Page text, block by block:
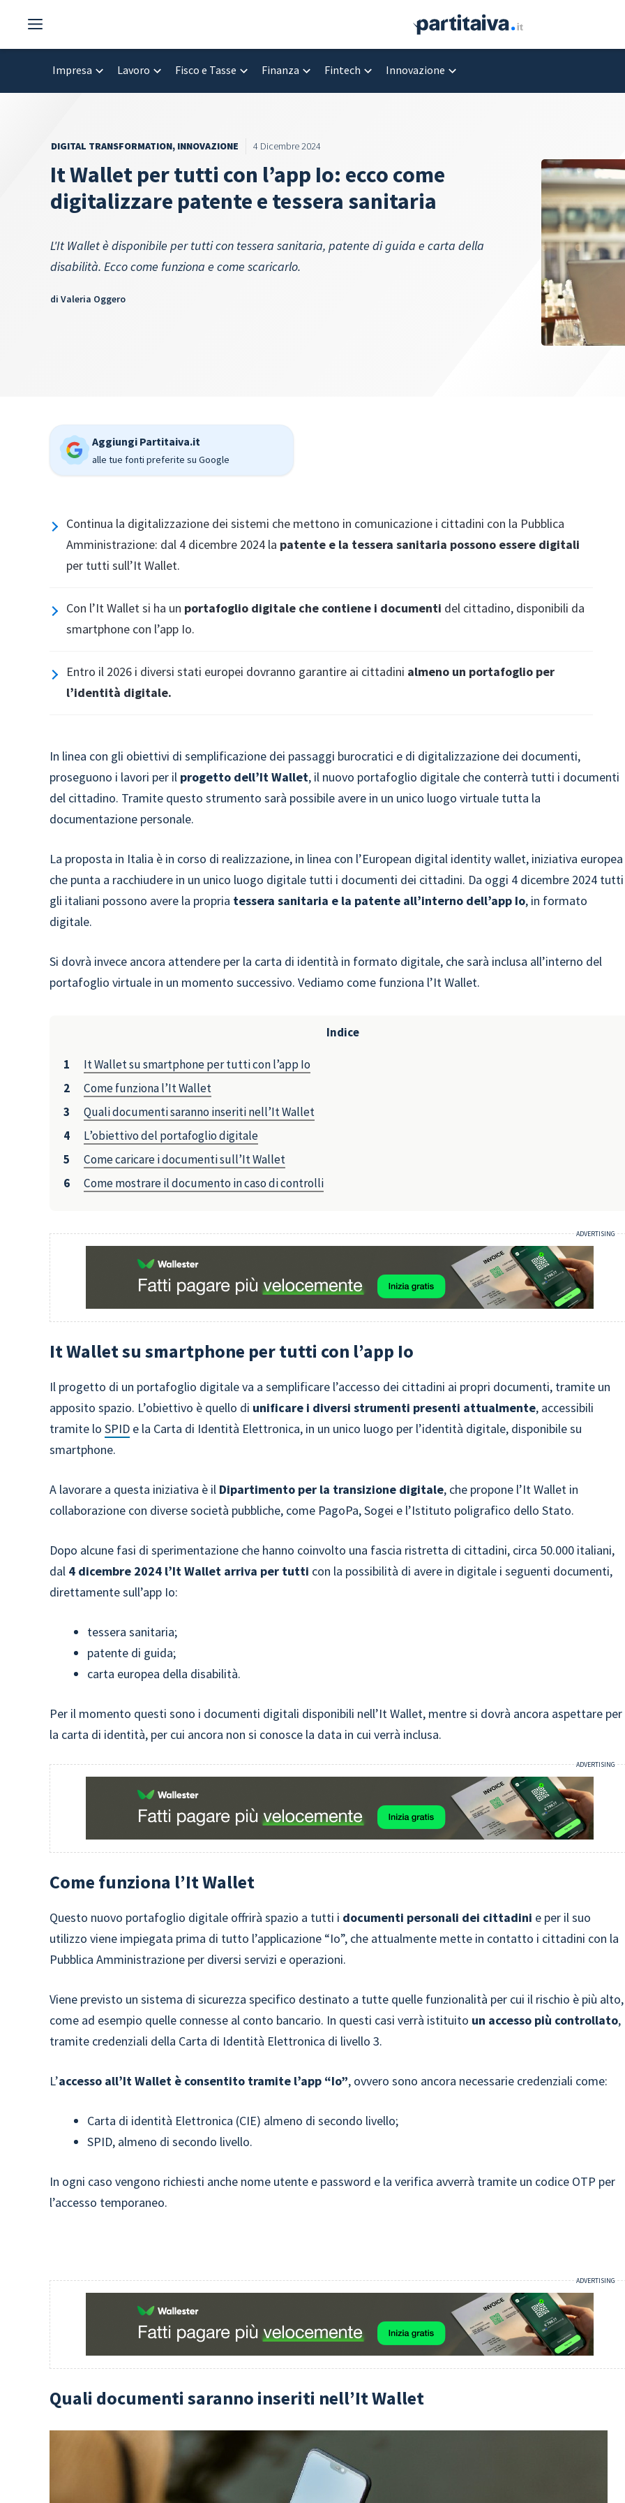
contenuto
Impresa Lavoro Fisco e Tasse Finanza Fintech Innovazione
DIGITAL TRANSFORMATION, INNOVAZIONE 4 Dicembre 2024
It Wallet per tutti con l’app Io: ecco come
digitalizzare patente e tessera sanitaria
L'It Wallet è disponibile per tutti con tessera sanitaria, patente di guida e carta della
disabilità. Ecco come funziona e come scaricarlo.
di Valeria Oggero
Aggiungi Partitaiva.it
alle tue fonti preferite su Google
Continua la digitalizzazione dei sistemi che mettono in comunicazione i cittadini con la Pubblica
Amministrazione: dal 4 dicembre 2024 la patente e la tessera sanitaria possono essere digitali
per tutti sull’It Wallet.
Con l’It Wallet si ha un portafoglio digitale che contiene i documenti del cittadino, disponibili da
smartphone con l’app Io.
Entro il 2026 i diversi stati europei dovranno garantire ai cittadini almeno un portafoglio per
l’identità digitale.
In linea con gli obiettivi di semplificazione dei passaggi burocratici e di digitalizzazione dei documenti,
proseguono i lavori per il progetto dell’It Wallet, il nuovo portafoglio digitale che conterrà tutti i documenti
del cittadino. Tramite questo strumento sarà possibile avere in un unico luogo virtuale tutta la
documentazione personale.
La proposta in Italia è in corso di realizzazione, in linea con l’European digital identity wallet, iniziativa europea
che punta a racchiudere in un unico luogo digitale tutti i documenti dei cittadini. Da oggi 4 dicembre 2024 tutti
gli italiani possono avere la propria tessera sanitaria e la patente all’interno dell’app Io, in formato
digitale.
Si dovrà invece ancora attendere per la carta di identità in formato digitale, che sarà inclusa all’interno del
portafoglio virtuale in un momento successivo. Vediamo come funziona l’It Wallet.
Indice
It Wallet su smartphone per tutti con l’app Io
Come funziona l’It Wallet
Quali documenti saranno inseriti nell’It Wallet
L’obiettivo del portafoglio digitale
Come caricare i documenti sull’It Wallet
Come mostrare il documento in caso di controlli
It Wallet su smartphone per tutti con l’app Io
Il progetto di un portafoglio digitale va a semplificare l’accesso dei cittadini ai propri documenti, tramite un
apposito spazio. L’obiettivo è quello di unificare i diversi strumenti presenti attualmente, accessibili
tramite loSPID e la Carta di Identità Elettronica, in un unico luogo per l’identità digitale, disponibile su
smartphone.
A lavorare a questa iniziativa è il Dipartimento per la transizione digitale, che propone l’It Wallet in
collaborazione con diverse società pubbliche, come PagoPa, Sogei e l’Istituto poligrafico dello Stato.
Dopo alcune fasi di sperimentazione che hanno coinvolto una fascia ristretta di cittadini, circa 50.000 italiani,
dal 4 dicembre 2024 l’It Wallet arriva per tutti con la possibilità di avere in digitale i seguenti documenti,
direttamente sull’app Io:
tessera sanitaria;
patente di guida;
carta europea della disabilità.
Per il momento questi sono i documenti digitali disponibili nell’It Wallet, mentre si dovrà ancora aspettare per
la carta di identità, per cui ancora non si conosce la data in cui verrà inclusa.
Come funziona l’It Wallet
Questo nuovo portafoglio digitale offrirà spazio a tutti i documenti personali dei cittadini e per il suo
utilizzo viene impiegata prima di tutto l’applicazione “Io”, che attualmente mette in contatto i cittadini con la
Pubblica Amministrazione per diversi servizi e operazioni.
Viene previsto un sistema di sicurezza specifico destinato a tutte quelle funzionalità per cui il rischio è più alto,
come ad esempio quelle connesse al conto bancario. In questi casi verrà istituito un accesso più controllato,
tramite credenziali della Carta di Identità Elettronica di livello 3.
L’accesso all’It Wallet è consentito tramite l’app “Io”, ovvero sono ancora necessarie credenziali come:
Carta di identità Elettronica (CIE) almeno di secondo livello;
SPID, almeno di secondo livello.
In ogni caso vengono richiesti anche nome utente e password e la verifica avverrà tramite un codice OTP per
l’accesso temporaneo.
Quali documenti saranno inseriti nell’It Wallet